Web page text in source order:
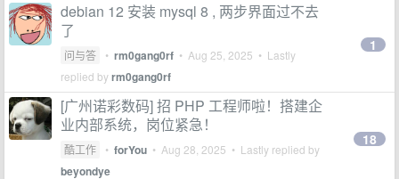
debian 12 安装 mysql 8 , 两步界面过不去
了
问与答 • rm0gang0rf • Aug 25, 2025 • Lastly
replied byrm0gang0rf
1
[广州诺彩数码] 招 PHP 工程师啦！搭建企
业内部系统，岗位紧急！
酷工作 • forYou • Aug 28, 2025 • Lastly replied by
beyondye
18